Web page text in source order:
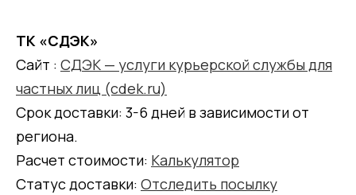
ТК «СДЭК»
Сайт : СДЭК — услуги курьерской службы для
частных лиц (cdek.ru)
Срок доставки: 3-6 дней в зависимости от
региона.
Расчет стоимости: Калькулятор
Статус доставки: Отследить посылку